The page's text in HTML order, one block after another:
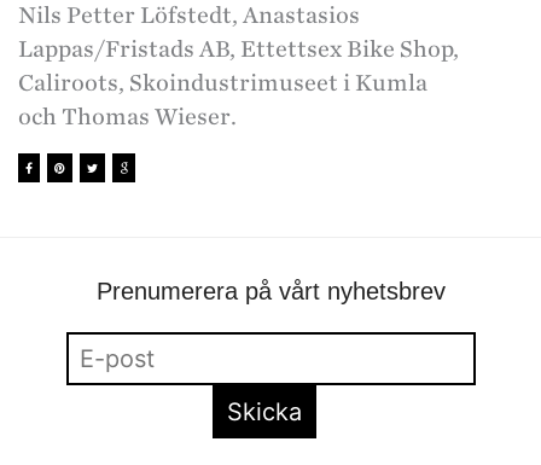
Nils Petter Löfstedt, Anastasios
Lappas/Fristads AB, Ettettsex Bike Shop,
Caliroots, Skoindustrimuseet i Kumla
och Thomas Wieser.
Prenumerera på vårt nyhetsbrev